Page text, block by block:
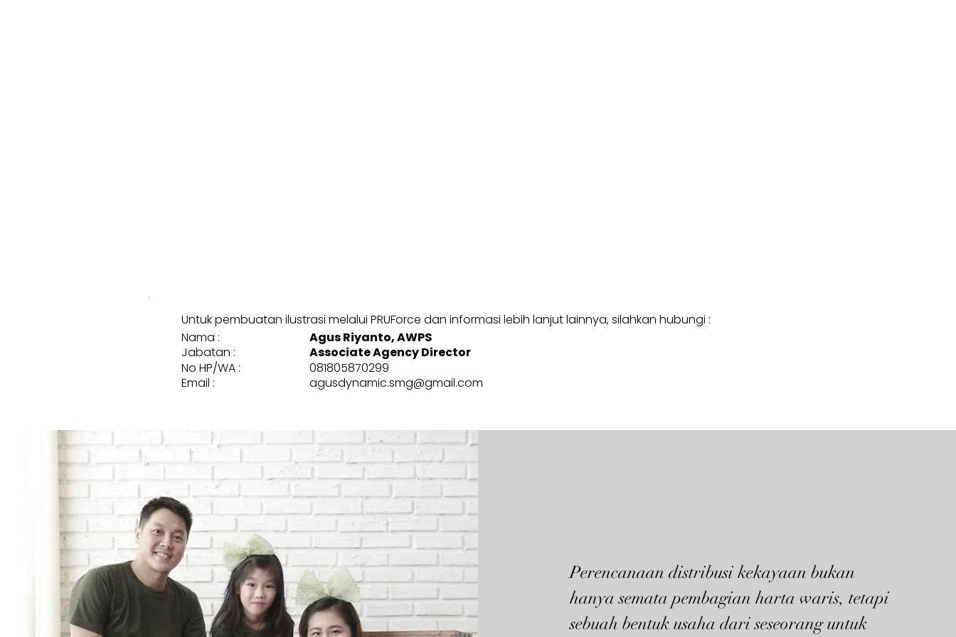
Untuk pembuatan ilustrasi melalui PRUForce dan informasi lebih lanjut lainnya, silahkan hubungi :
Nama :
Agus Riyanto, AWPS
Jabatan :
Associate Agency Director
No HP/WA :
081805870299
Email :
agusdynamic.smg@gmail.com
Perencanaan distribusi kekayaan bukan
hanya semata pembagian harta waris, tetapi
sebuah bentuk usaha dari seseorang untuk